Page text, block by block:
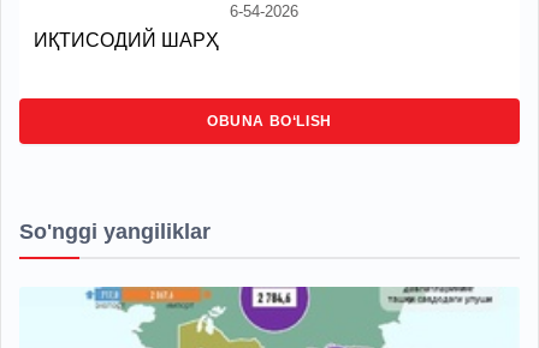
6-54-2026
ИҚТИСОДИЙ ШАРҲ
OBUNA BO‘LISH
So'nggi yangiliklar